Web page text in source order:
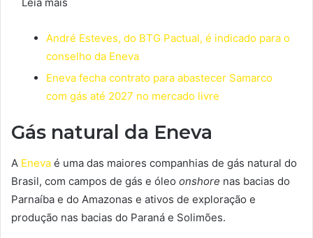
André Esteves, do BTG Pactual, é indicado para o
conselho da Eneva
Eneva fecha contrato para abastecer Samarco
com gás até 2027 no mercado livre
Gás natural da Eneva
A Eneva é uma das maiores companhias de gás natural do
Brasil, com campos de gás e óleo onshore nas bacias do
Parnaíba e do Amazonas e ativos de exploração e
produção nas bacias do Paraná e Solimões.